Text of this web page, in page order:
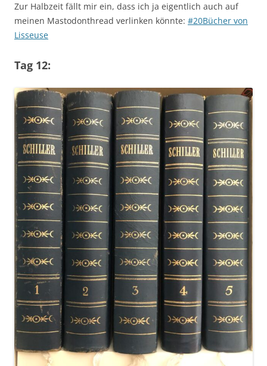
Zur Halbzeit fällt mir ein, dass ich ja eigentlich auch auf
meinen Mastodonthread verlinken könnte: #20Bücher von
Lisseuse
Tag 12: